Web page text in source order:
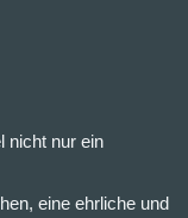
nicht nur ein
eine ehrliche und